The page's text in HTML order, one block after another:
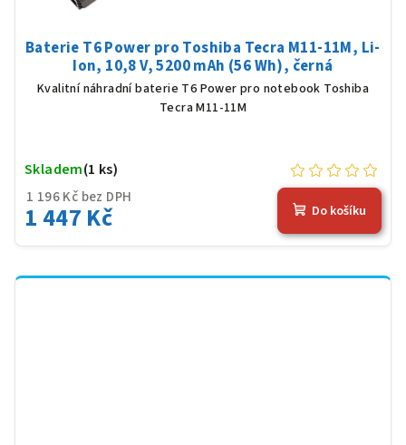
Baterie T6 Power pro Toshiba Tecra M11-11M, Li-
Ion, 10,8 V, 5200 mAh (56 Wh), černá
Kvalitní náhradní baterie T6 Power pro notebook Toshiba
Tecra M11-11M
1 196 Kč bez DPH
1 447 Kč
Skladem(1 ks)
Do košíku